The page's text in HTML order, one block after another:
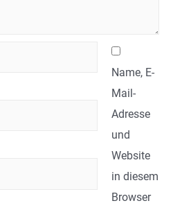
Name, E-
Mail-
Adresse
und
Website
in diesem
Browser